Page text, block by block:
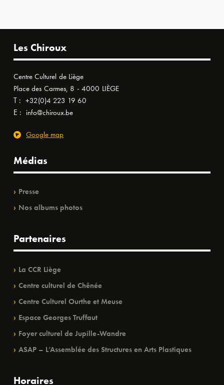
Les Chiroux
Centre Culturel de Liège
Place des Carmes, 8 - 4000 LIÈGE
T : +32(0)4 223 19 60
E : info@chiroux.be
Google map
Médias
Presse
Nos albums photos
Partenaires
La CCR Liège
Centre culturel de Chênée
Centre Culturel Ourthe et Meuse
Espace Georges Truffaut
Foyer culturel de Jupille-Wandre
ASAP – L’Assemblée des Structures en Arts Plastiques
Horaires